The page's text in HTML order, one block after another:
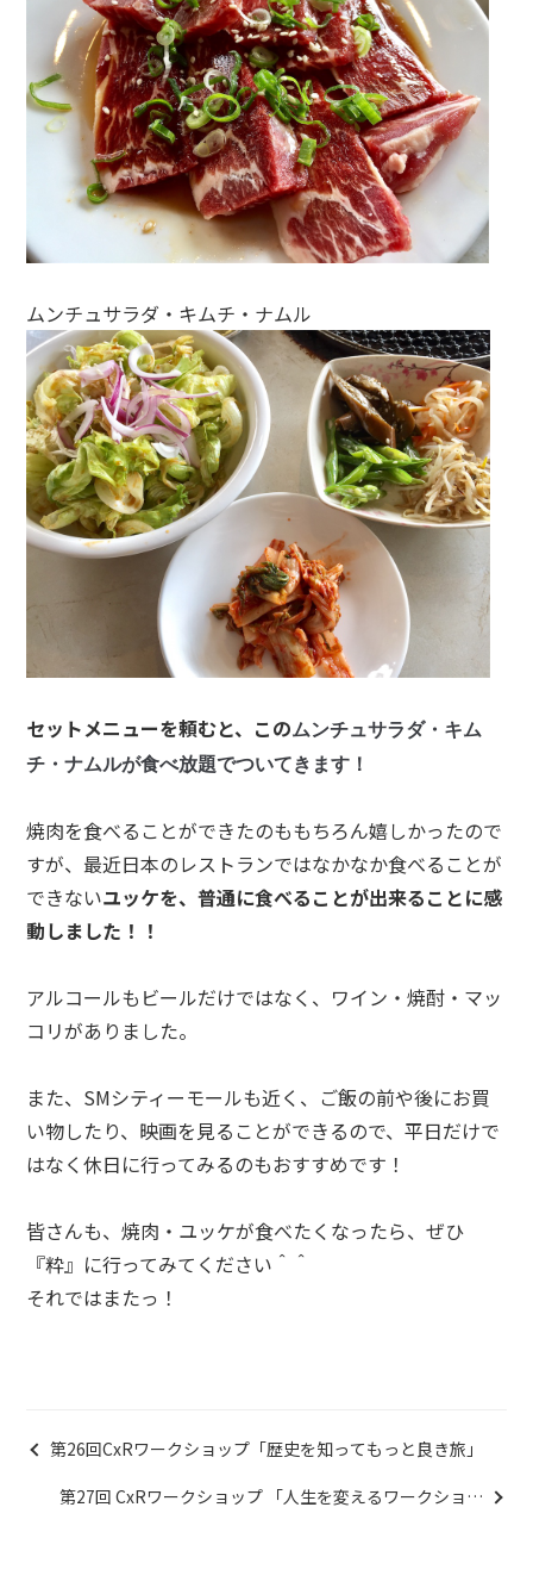
ムンチュサラダ・キムチ・ナムル
セットメニューを頼むと、このムンチュサラダ・キム
チ・ナムルが食べ放題でついてきます！
焼肉を食べることができたのももちろん嬉しかったので
すが、最近日本のレストランではなかなか食べることが
できないユッケを、普通に食べることが出来ることに感
動しました！！
アルコールもビールだけではなく、ワイン・焼酎・マッ
コリがありました。
また、SMシティーモールも近く、ご飯の前や後にお買
い物したり、映画を見ることができるので、平日だけで
はなく休日に行ってみるのもおすすめです！
皆さんも、焼肉・ユッケが食べたくなったら、ぜひ
『粋』に行ってみてください＾＾
それではまたっ！
第26回CxRワークショップ「歴史を知ってもっと良き旅」
第27回 CxRワークショップ 「人生を変えるワークショッ